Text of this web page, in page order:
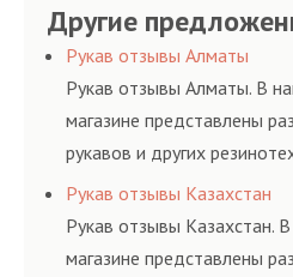
элементами системы.
подачи сжатого
воздуха и различных
типов сжиженного газа
(кислород, аргон, метан,
пропан, бутан,
Другие
Рукав отзывы Алматы
Рукав отзывы Алматы. В
магазине представлены
рукавов и других
соответствующих ГОСТам,
и нормативам.
Рукав отзывы Казахстан
Рукав отзывы Казахстан.
магазине представлены